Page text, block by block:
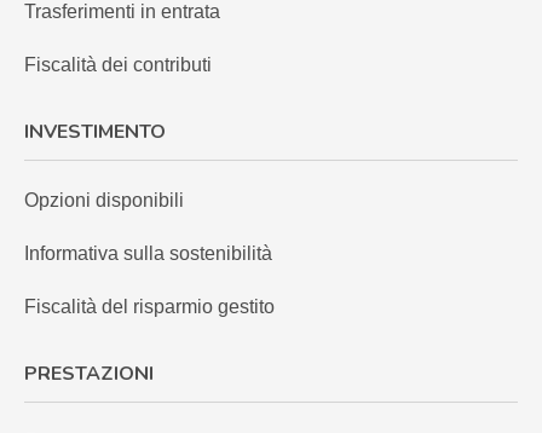
Trasferimenti in entrata
Fiscalità dei contributi
INVESTIMENTO
Opzioni disponibili
Informativa sulla sostenibilità
Fiscalità del risparmio gestito
PRESTAZIONI